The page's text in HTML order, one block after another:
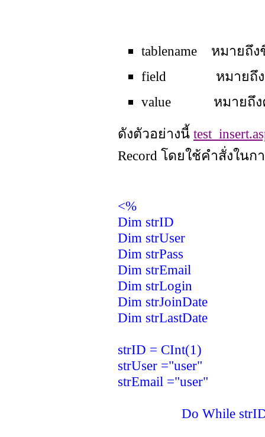
tablename หมายถึ
field หมายถึงชื่อ
value หมายถึงค่า
ดังตัวอย่างนี้
Record โดยใช้คำสั่งใน
<%
Dim strID
Dim strUser
Dim strPass
Dim strEmail
Dim strLogin
Dim strJoinDate
Dim strLastDate
strID = CInt(1)
strUser ="user"
strEmail ="user"
Do While strID